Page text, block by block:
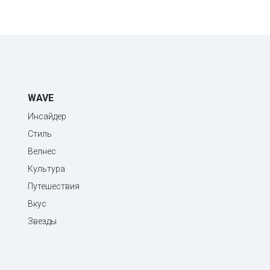
WAVE
Инсайдер
Стиль
Велнес
Культура
Путешествия
Вкус
Звезды